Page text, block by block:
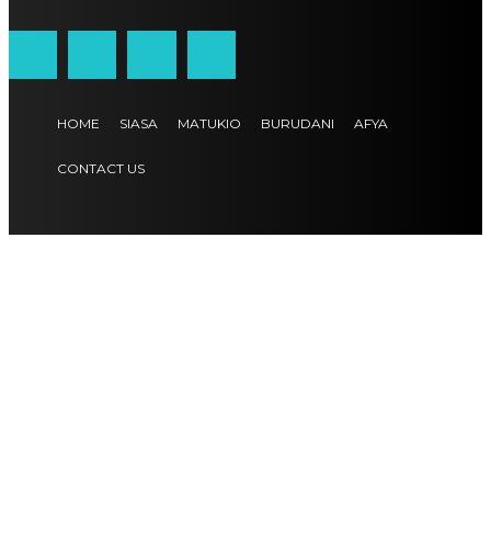
HOME SIASA MATUKIO BURUDANI AFYA
CONTACT US